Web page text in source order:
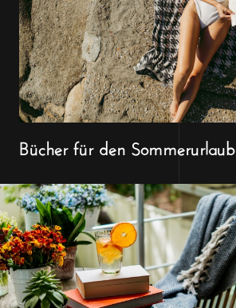
Bücher für den Sommerurlaub